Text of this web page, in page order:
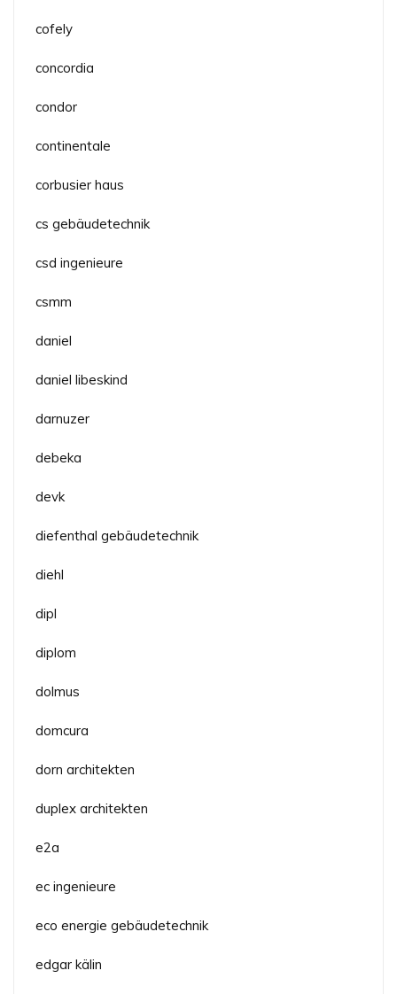
cofely
concordia
condor
continentale
corbusier haus
cs gebäudetechnik
csd ingenieure
csmm
daniel
daniel libeskind
darnuzer
debeka
devk
diefenthal gebäudetechnik
diehl
dipl
diplom
dolmus
domcura
dorn architekten
duplex architekten
e2a
ec ingenieure
eco energie gebäudetechnik
edgar kälin